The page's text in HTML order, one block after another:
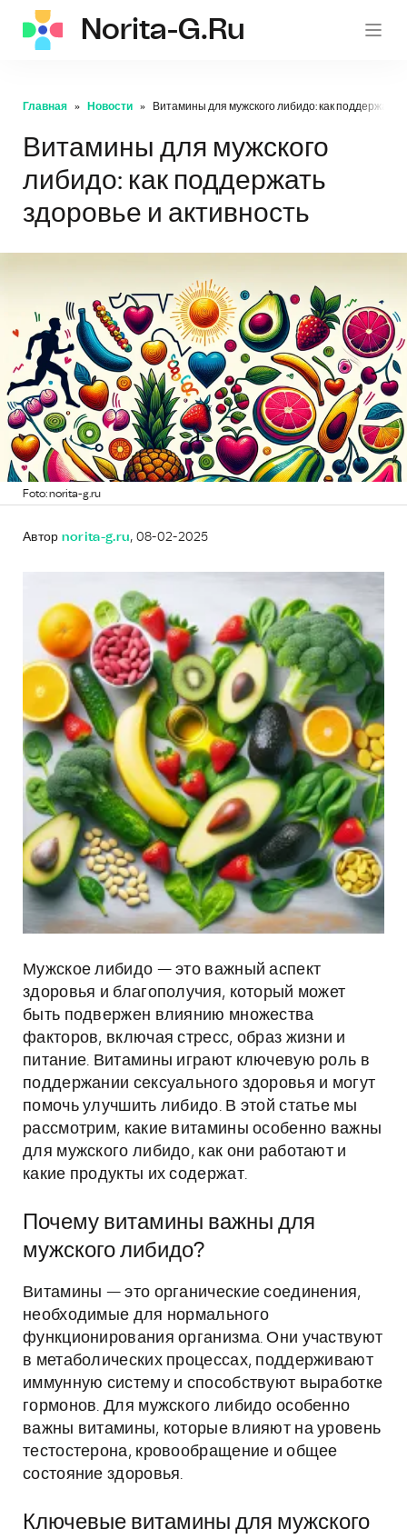
Norita-G.ru
Главная Новости Витамины для мужского либидо: как поддержать
Витамины для мужского
либидо: как поддержать
здоровье и активность
Foto: norita-g.ru
Автор norita-g.ru, 08-02-2025
Мужское либидо — это важный аспект
здоровья и благополучия, который может
быть подвержен влиянию множества
факторов, включая стресс, образ жизни и
питание. Витамины играют ключевую роль в
поддержании сексуального здоровья и могут
помочь улучшить либидо. В этой статье мы
рассмотрим, какие витамины особенно важны
для мужского либидо, как они работают и
какие продукты их содержат.
Почему витамины важны для
мужского либидо?
Витамины — это органические соединения,
необходимые для нормального
функционирования организма. Они участвуют
в метаболических процессах, поддерживают
иммунную систему и способствуют выработке
гормонов. Для мужского либидо особенно
важны витамины, которые влияют на уровень
тестостерона, кровообращение и общее
состояние здоровья.
Ключевые витамины для мужского